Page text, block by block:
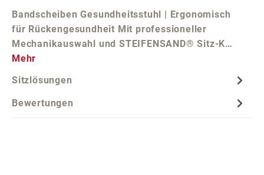
Bandscheiben Gesundheitsstuhl | Ergonomisch
für Rückengesundheit Mit professioneller
Mechanikauswahl und STEIFENSAND® Sitz-K…
Mehr
Sitzlösungen
Bewertungen